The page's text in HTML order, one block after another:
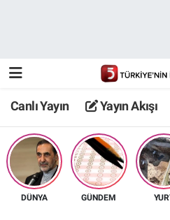
Canlı Yayın Yayın Akışı
DÜNYA GÜNDEM
TV 5 Ekranı ve Arşiv